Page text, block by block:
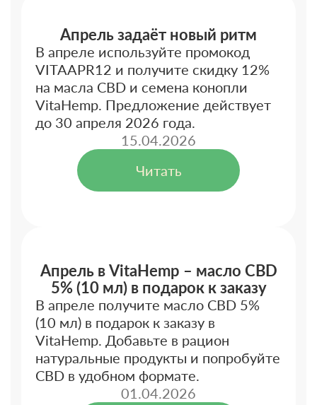
Апрель задаёт новый ритм
В апреле используйте промокод
VITAAPR12 и получите скидку 12%
на масла CBD и семена конопли
VitaHemp. Предложение действует
до 30 апреля 2026 года.
15.04.2026
Читать
Апрель в VitaHemp – масло CBD
5% (10 мл) в подарок к заказу
В апреле получите масло CBD 5%
(10 мл) в подарок к заказу в
VitaHemp. Добавьте в рацион
натуральные продукты и попробуйте
CBD в удобном формате.
01.04.2026